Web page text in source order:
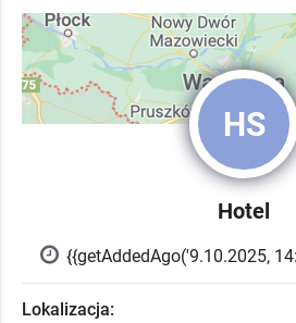
HS
Hotel
{{getAddedAgo('9.10.2025,
Lokalizacja: